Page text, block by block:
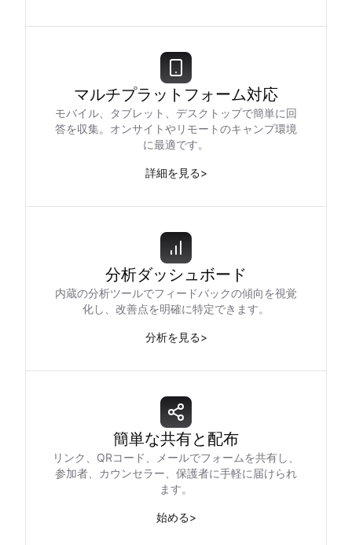
マルチプラットフォーム対応
モバイル、タブレット、デスクトップで簡単に回
答を収集。オンサイトやリモートのキャンプ環境
に最適です。
詳細を見る>
分析ダッシュボード
内蔵の分析ツールでフィードバックの傾向を視覚
化し、改善点を明確に特定できます。
分析を見る>
簡単な共有と配布
リンク、QRコード、メールでフォームを共有し、
参加者、カウンセラー、保護者に手軽に届けられ
ます。
始める>